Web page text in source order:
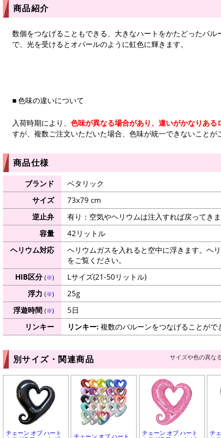
商品紹介
数個をつなげることもできる、大きなハートをかたどったバル
で、光を受けるとオパールのように虹色に輝きます。
色味の違いについて
入荷時期により、 色味が異なる場合があり、違いがかなりある
すが、複数ご注文いただいた場合、色味が統一できないことが
商品仕様
ブランド
ベタリック
サイズ
73x79 cm
逆止弁
有り：空気やヘリウムは注入すれば戻ってき
容量
42リットル
ヘリウム対応
ヘリウムガスを入れると空中に浮きます。ヘ
をご覧ください。
HIB区分(※)
Lサイズ(21-50リットル)
浮力 (※)
25g
浮遊時間 (※)
5日
リンキー
リンキー:複数のバルーンをつなげることがで
別サイズ・関連商品 サイズや色の異な
チェーン オブ ハート チェーン オブ ハート チェーン オブ ハート チ